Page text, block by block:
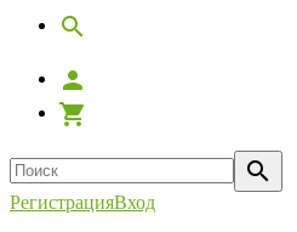
РегистрацияВход